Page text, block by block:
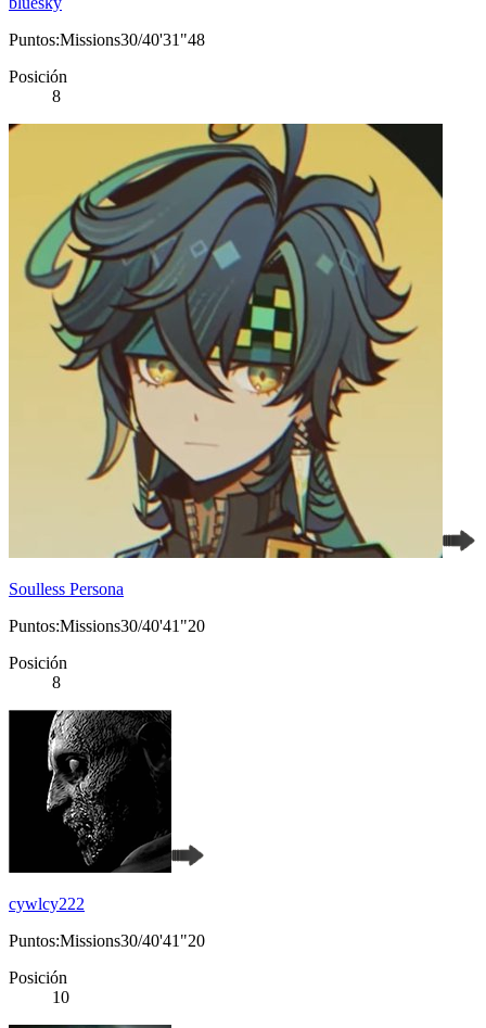
Puntos:Missions30/40'31"48
Posición
8
Soulless Persona
Puntos:Missions30/40'41"20
Posición
8
cywlcy222
Puntos:Missions30/40'41"20
Posición
10